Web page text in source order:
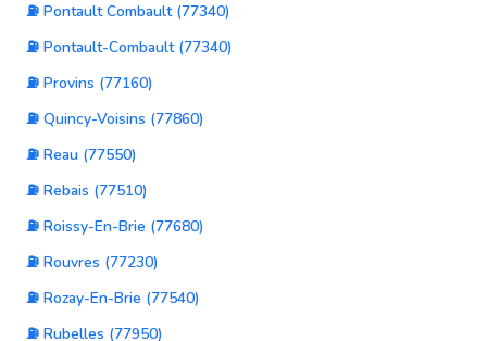
⛽ Pontault Combault (77340)
⛽ Pontault-Combault (77340)
⛽ Provins (77160)
⛽ Quincy-Voisins (77860)
⛽ Reau (77550)
⛽ Rebais (77510)
⛽ Roissy-En-Brie (77680)
⛽ Rouvres (77230)
⛽ Rozay-En-Brie (77540)
⛽ Rubelles (77950)